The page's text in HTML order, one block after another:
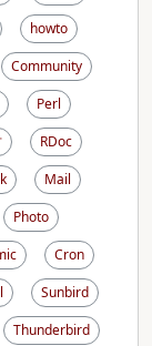
howto
Community
Perl
RDoc
Mail
Photo
Cron
Sunbird
Thunderbird